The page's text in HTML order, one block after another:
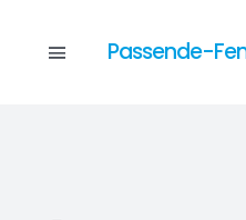
Toggle Passende-